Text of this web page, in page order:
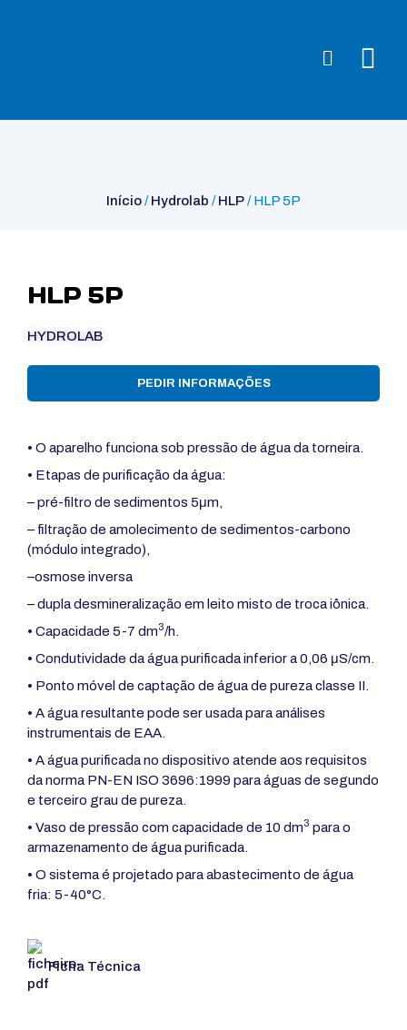
Início/Hydrolab /HLP/ HLP 5P
HLP 5P
HYDROLAB
PEDIR INFORMAÇÕES
• O aparelho funciona sob pressão de água da torneira.
• Etapas de purificação da água:
– pré-filtro de sedimentos 5μm,
– filtração de amolecimento de sedimentos-carbono
(módulo integrado),
–osmose inversa
– dupla desmineralização em leito misto de troca iônica.
• Capacidade 5-7 dm3/h.
• Condutividade da água purificada inferior a 0,06 μS/cm.
• Ponto móvel de captação de água de pureza classe II.
• A água resultante pode ser usada para análises
instrumentais de EAA.
• A água purificada no dispositivo atende aos requisitos
da norma PN-EN ISO 3696:1999 para águas de segundo
e terceiro grau de pureza.
• Vaso de pressão com capacidade de 10 dm3 para o
armazenamento de água purificada.
• O sistema é projetado para abastecimento de água
fria: 5-40°C.
Ficha Técnica